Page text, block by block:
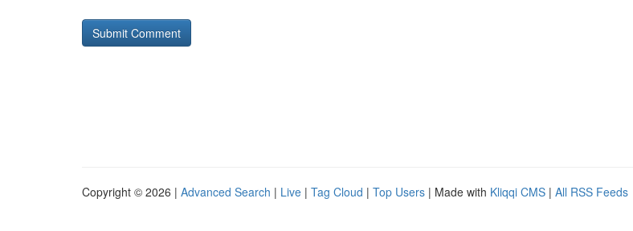
Copyright © 2026 | Advanced Search | Live | Tag Cloud | Top Users | Made with Kliqqi CMS | All RSS Feeds